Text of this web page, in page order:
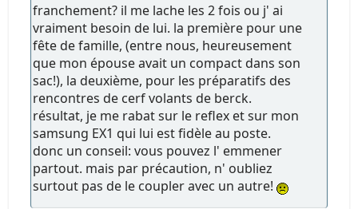
franchement? il me lache les 2 fois ou j' ai
vraiment besoin de lui. la première pour une
fête de famille, (entre nous, heureusement
que mon épouse avait un compact dans son
sac!), la deuxième, pour les préparatifs des
rencontres de cerf volants de berck.
résultat, je me rabat sur le reflex et sur mon
samsung EX1 qui lui est fidèle au poste.
donc un conseil: vous pouvez l' emmener
partout. mais par précaution, n' oubliez
surtout pas de le coupler avec un autre!